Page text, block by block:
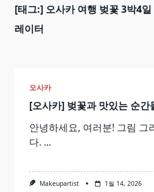
[태그:] 오사카 여행 벚꽃 3박4
레이터
오사카
[오사카] 벚꽃과 맛있는 순간
안녕하세요, 여러분! 그림 그
다. ...
Makeupartist 1월 14, 2026